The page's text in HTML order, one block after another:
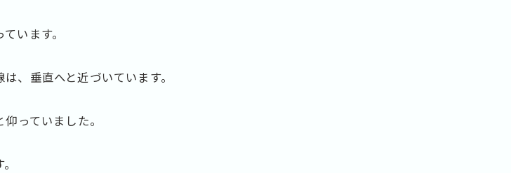
います。
、垂直へと近づいています。
っていました。